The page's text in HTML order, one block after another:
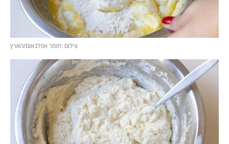
צילום :תומר אפלבאום/הארץ